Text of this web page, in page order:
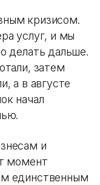
кризисом.
услуг, и мы
делать дальше.
затем
а в августе
начал
и
момент
единственным